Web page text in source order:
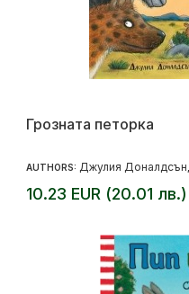
Грозната петорка
AUTHORS: Джулия Доналдсън
10.23 EUR (20.01 лв.)